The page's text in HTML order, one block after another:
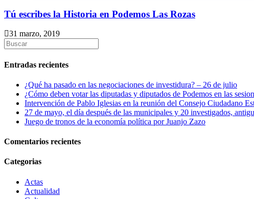
Tú escribes la Historia en Podemos Las Rozas
31 marzo, 2019
Entradas recientes
¿Qué ha pasado en las negociaciones de investidura? – 26 de julio
¿Cómo deben votar las diputadas y diputados de Podemos en las
Intervención de Pablo Iglesias en la reunión del Consejo Ciudadano
27 de mayo, el día después de las municipales y 20 investigados,
Juego de tronos de la economía política por Juanjo Zazo
Comentarios recientes
Categorias
Actas
Actualidad